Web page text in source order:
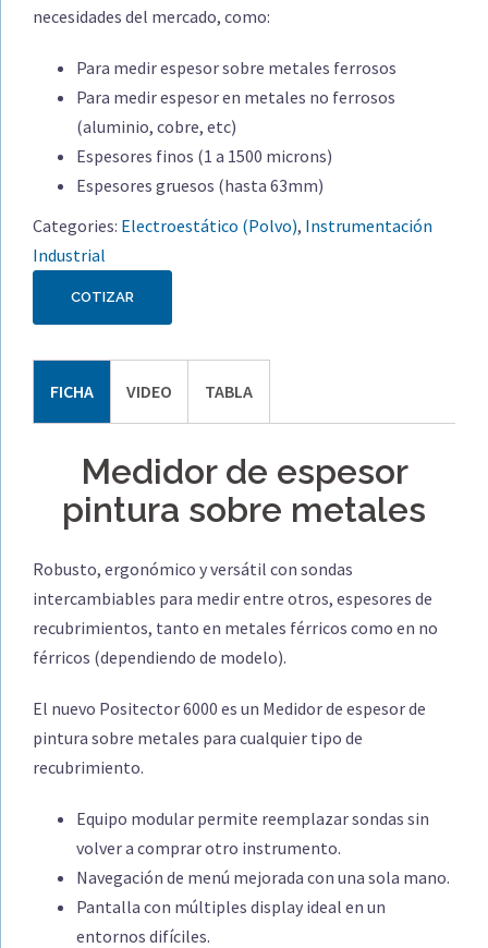
necesidades del mercado, como:
Para medir espesor sobre metales ferrosos
Para medir espesor en metales no ferrosos
(aluminio, cobre, etc)
Espesores finos (1 a 1500 microns)
Espesores gruesos (hasta 63mm)
Categories: Electroestático (Polvo), Instrumentación
Industrial
COTIZAR
FICHA VIDEO TABLA
Medidor de espesor
pintura sobre metales
Robusto, ergonómico y versátil con sondas
intercambiables para medir entre otros, espesores de
recubrimientos, tanto en metales férricos como en no
férricos (dependiendo de modelo).
El nuevo Positector 6000 es un Medidor de espesor de
pintura sobre metales para cualquier tipo de
recubrimiento.
Equipo modular permite reemplazar sondas sin
volver a comprar otro instrumento.
Navegación de menú mejorada con una sola mano.
Pantalla con múltiples display ideal en un
entornos difíciles.